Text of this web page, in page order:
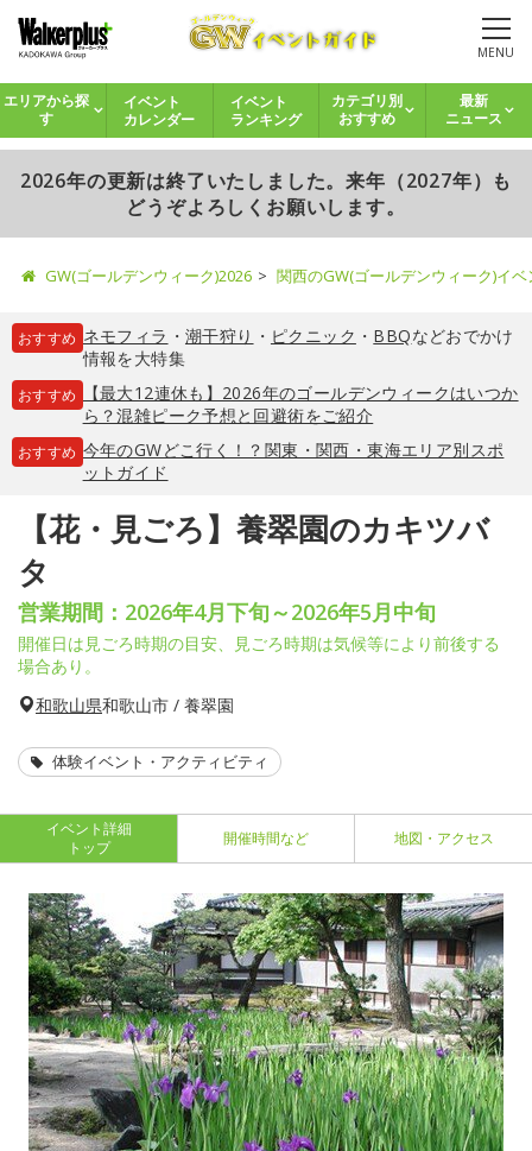
MENU
エリアから探
す
イベント
カレンダー
イベント
ランキング
カテゴリ別
おすすめ
最新
ニュース
2026年の更新は終了いたしました。来年（2027年）も
どうぞよろしくお願いします。
GW(ゴールデンウィーク)2026 関西のGW(ゴールデンウィーク)イ
おすすめ ネモフィラ ・ 潮干狩り ・ ピクニック ・ BBQなどおでかけ
情報を大特集
おすすめ
【最大12連休も】2026年のゴールデンウィークはいつか
ら？混雑ピーク予想と回避術をご紹介
おすすめ 今年のGWどこ行く！？関東・関西・東海エリア別スポ
ットガイド
【花・見ごろ】養翠園のカキツバ
タ
営業期間：2026年4月下旬～2026年5月中旬
開催日は見ごろ時期の目安、見ごろ時期は気候等により前後する
場合あり。
和歌山県和歌山市 / 養翠園
体験イベント・アクティビティ
イベント詳細
トップ
開催時間など 地図・アクセス